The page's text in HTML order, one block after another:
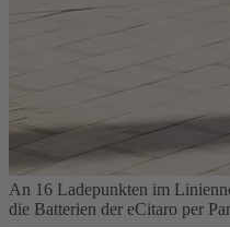
An 16 Ladepunkten im
die Batterien der eCitaro per